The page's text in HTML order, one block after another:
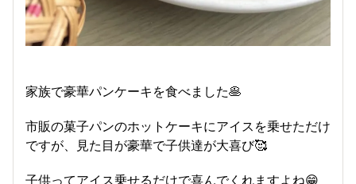
家族で豪華パンケーキを食べました🥞
市販の菓子パンのホットケーキにアイスを乗せただけ
ですが、見た目が豪華で子供達が大喜び🥰
子供ってアイス乗せるだけで喜んでくれますよね😁